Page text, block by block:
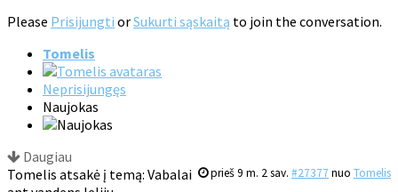
Please Prisijungti orSukurti sąskaitą to join the conversation.
Tomelis
Neprisijungęs
Naujokas
Daugiau
prieš 9 m. 2 sav. #27377 nuo Tomelis
Tomelis atsakė į temą: Vabalai